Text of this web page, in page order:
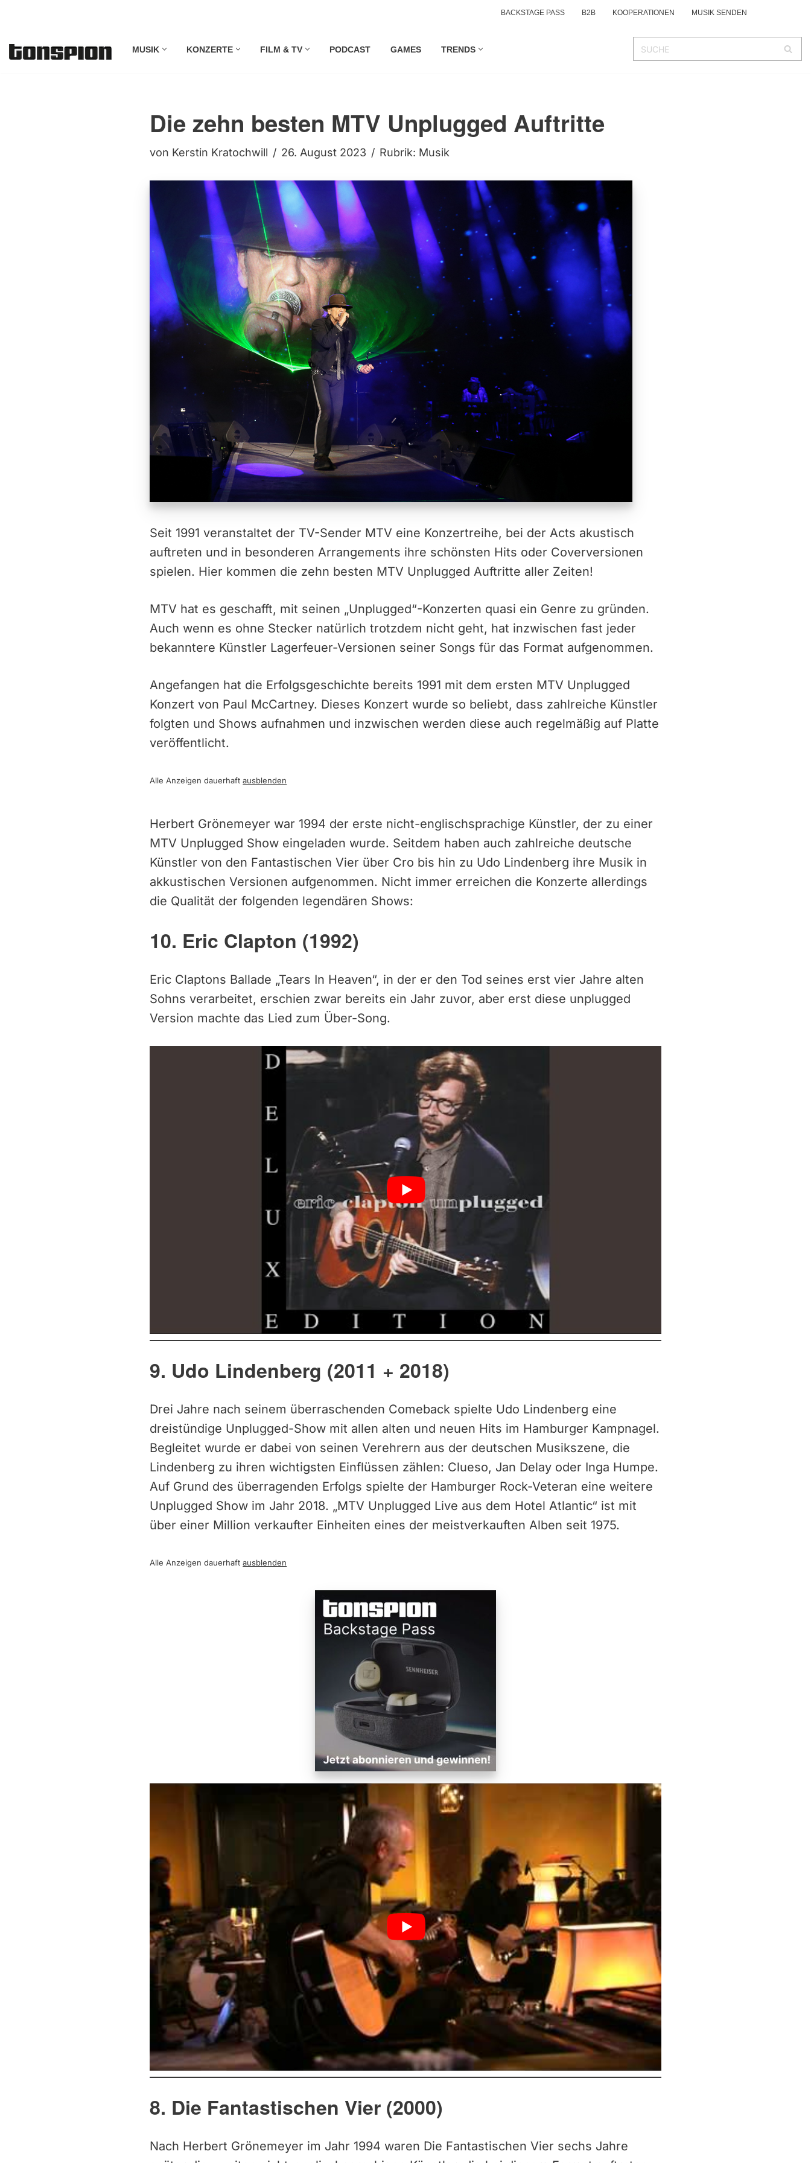
Inhalt
BACKSTAGE PASS B2B KOOPERATIONEN MUSIK SENDEN
MUSIK KONZERTE FILM & TV PODCAST GAMES TRENDS
Die zehn besten MTV Unplugged Auftritte
von Kerstin Kratochwill 26. August 2023 Rubrik: Musik
Seit 1991 veranstaltet der TV-Sender MTV eine Konzertreihe, bei der Acts akustisch
auftreten und in besonderen Arrangements ihre schönsten Hits oder Coverversionen
spielen. Hier kommen die zehn besten MTV Unplugged Auftritte aller Zeiten!
MTV hat es geschafft, mit seinen „Unplugged“-Konzerten quasi ein Genre zu gründen.
Auch wenn es ohne Stecker natürlich trotzdem nicht geht, hat inzwischen fast jeder
bekanntere Künstler Lagerfeuer-Versionen seiner Songs für das Format aufgenommen.
Angefangen hat die Erfolgsgeschichte bereits 1991 mit dem ersten MTV Unplugged
Konzert von Paul McCartney. Dieses Konzert wurde so beliebt, dass zahlreiche Künstler
folgten und Shows aufnahmen und inzwischen werden diese auch regelmäßig auf Platte
veröffentlicht.
Alle Anzeigen dauerhaftausblenden
Herbert Grönemeyer war 1994 der erste nicht-englischsprachige Künstler, der zu einer
MTV Unplugged Show eingeladen wurde. Seitdem haben auch zahlreiche deutsche
Künstler von den Fantastischen Vier über Cro bis hin zu Udo Lindenberg ihre Musik in
akkustischen Versionen aufgenommen. Nicht immer erreichen die Konzerte allerdings
die Qualität der folgenden legendären Shows:
10. Eric Clapton (1992)
Eric Claptons Ballade „Tears In Heaven“, in der er den Tod seines erst vier Jahre alten
Sohns verarbeitet, erschien zwar bereits ein Jahr zuvor, aber erst diese unplugged
Version machte das Lied zum Über-Song.
9. Udo Lindenberg (2011 + 2018)
Drei Jahre nach seinem überraschenden Comeback spielte Udo Lindenberg eine
dreistündige Unplugged-Show mit allen alten und neuen Hits im Hamburger Kampnagel.
Begleitet wurde er dabei von seinen Verehrern aus der deutschen Musikszene, die
Lindenberg zu ihren wichtigsten Einflüssen zählen: Clueso, Jan Delay oder Inga Humpe.
Auf Grund des überragenden Erfolgs spielte der Hamburger Rock-Veteran eine weitere
Unplugged Show im Jahr 2018. „MTV Unplugged Live aus dem Hotel Atlantic“ ist mit
über einer Million verkaufter Einheiten eines der meistverkauften Alben seit 1975.
Alle Anzeigen dauerhaftausblenden
8. Die Fantastischen Vier (2000)
Nach Herbert Grönemeyer im Jahr 1994 waren Die Fantastischen Vier sechs Jahre